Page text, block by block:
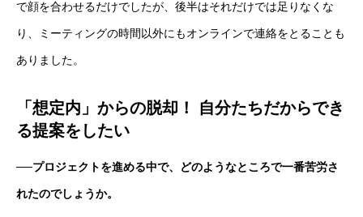
で顔を合わせるだけでしたが、後半はそれだけでは足りなくな
り、ミーティングの時間以外にもオンラインで連絡をとることも
ありました。
「想定内」からの脱却！ 自分たちだからでき
る提案をしたい
──プロジェクトを進める中で、どのようなところで一番苦労さ
れたのでしょうか。